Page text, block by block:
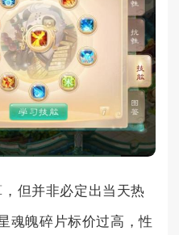
但并非必定出当天热
魂魄碎片标价过高，性